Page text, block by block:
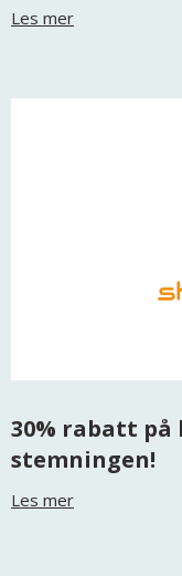
Les mer
30% rabatt på
stemningen!
Les mer